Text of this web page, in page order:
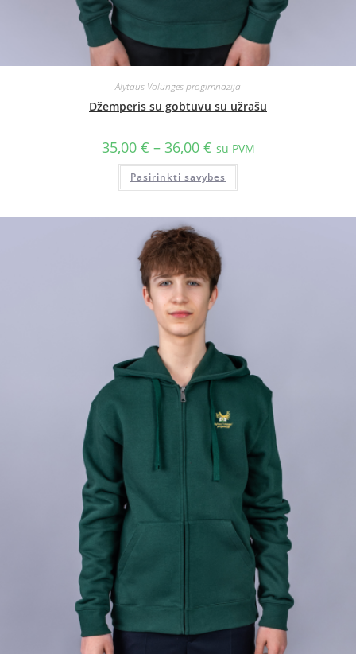
Alytaus Volungės progimnazija
Džemperis su gobtuvu su užrašu
35,00 € – 36,00 € su PVM
Pasirinkti savybes